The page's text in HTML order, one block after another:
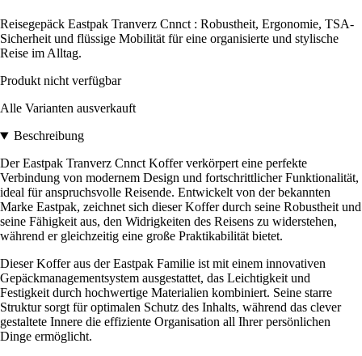
Reisegepäck Eastpak Tranverz Cnnct : Robustheit, Ergonomie, TSA-
Sicherheit und flüssige Mobilität für eine organisierte und stylische
Reise im Alltag.
Produkt nicht verfügbar
Alle Varianten ausverkauft
Beschreibung
Der Eastpak Tranverz Cnnct Koffer verkörpert eine perfekte
Verbindung von modernem Design und fortschrittlicher Funktionalität,
ideal für anspruchsvolle Reisende. Entwickelt von der bekannten
Marke Eastpak, zeichnet sich dieser Koffer durch seine Robustheit und
seine Fähigkeit aus, den Widrigkeiten des Reisens zu widerstehen,
während er gleichzeitig eine große Praktikabilität bietet.
Dieser Koffer aus der Eastpak Familie ist mit einem innovativen
Gepäckmanagementsystem ausgestattet, das Leichtigkeit und
Festigkeit durch hochwertige Materialien kombiniert. Seine starre
Struktur sorgt für optimalen Schutz des Inhalts, während das clever
gestaltete Innere die effiziente Organisation all Ihrer persönlichen
Dinge ermöglicht.